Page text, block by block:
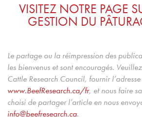
VISITEZ NOTRE PAGE
GESTION DU
Le partage ou la réimpression des
les bienvenus et sont encouragés.
Cattle Research Council, fournir
www.BeefResearch.ca/fr, et nous faire
choisi de partager l’article en nous
info@beefresearch.ca.